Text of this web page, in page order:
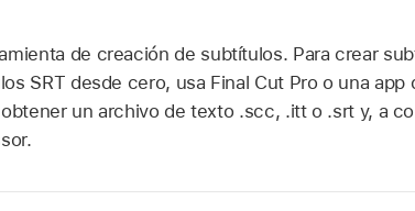
de creación de subtítulos. Para crear
SRT desde cero, usa Final Cut Pro o una app
un archivo de texto .scc, .itt o .srt y, a